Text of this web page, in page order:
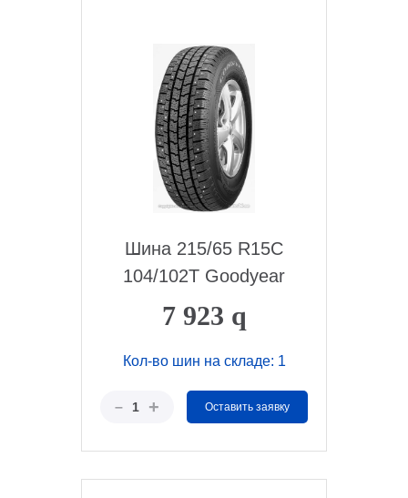
Шина 215/65 R15C
104/102T Goodyear
Car...
7 923 q
Кол-во шин на складе: 1
– 1 + Оставить заявку